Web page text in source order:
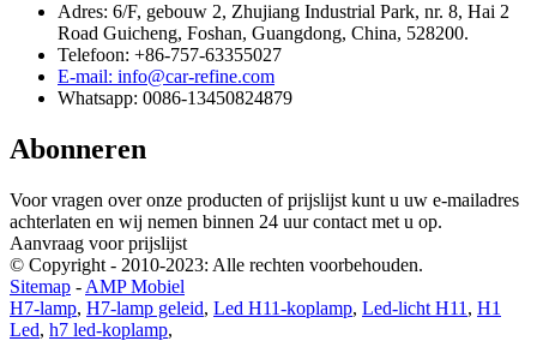
Adres: 6/F, gebouw 2, Zhujiang Industrial Park, nr. 8, Hai 2
Road Guicheng, Foshan, Guangdong, China, 528200.
Telefoon: +86-757-63355027
E-mail: info@car-refine.com
Whatsapp: 0086-13450824879
Abonneren
Voor vragen over onze producten of prijslijst kunt u uw e-mailadres
achterlaten en wij nemen binnen 24 uur contact met u op.
Aanvraag voor prijslijst
© Copyright - 2010-2023: Alle rechten voorbehouden.
Sitemap - AMP Mobiel
H7-lamp, H7-lamp geleid, Led H11-koplamp, Led-licht H11 , H1
Led, h7 led-koplamp,